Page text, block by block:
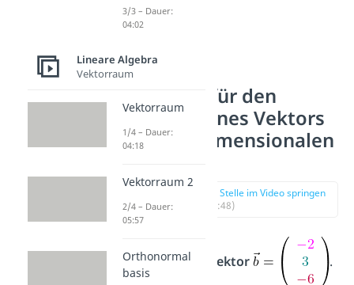
Beispiel für den
Betrag eines Vektors
im dreidimensionalen
zur Stelle im Video springen
(01:48)
Du hast den Vektor .
3/3 – Dauer:
04:02
Lineare Algebra
Vektorraum
Vektorraum
1/4 – Dauer:
04:18
Vektorraum 2
2/4 – Dauer:
05:57
Orthonormal
basis